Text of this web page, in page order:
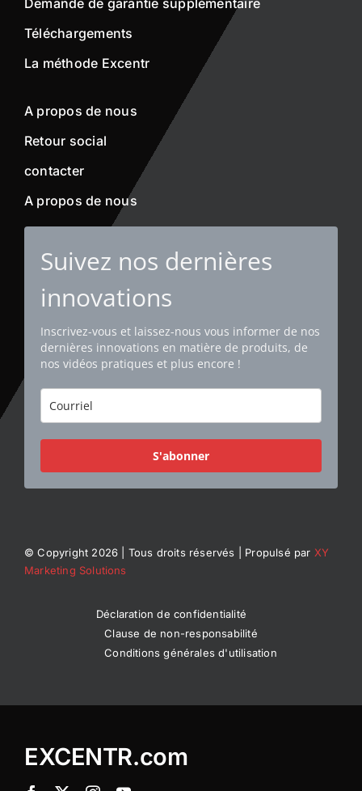
Demande de garantie supplémentaire
Téléchargements
La méthode Excentr
A propos de nous
Retour social
contacter
A propos de nous
Suivez nos dernières
innovations
Inscrivez-vous et laissez-nous vous informer de nos
dernières innovations en matière de produits, de
nos vidéos pratiques et plus encore !
S'abonner
© Copyright 2026 | Tous droits réservés | Propulsé par XY
Marketing Solutions
Déclaration de confidentialité
Clause de non-responsabilité
Conditions générales d'utilisation
EXCENTR.com